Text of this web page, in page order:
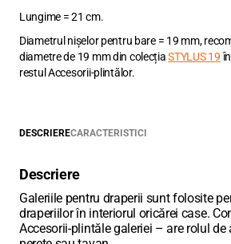
Lungime = 21 cm.
Diametrul nișelor pentru bare = 19 mm,
diametre de 19 mm din colecțiaSTYLUS 19
restul Accesorii-plintălor.
DESCRIERECARACTERISTICI
Descriere
Galeriile pentru draperii sunt folosite
draperiilor în interiorul oricărei case.
Accesorii-plintăle galeriei – are rolul de